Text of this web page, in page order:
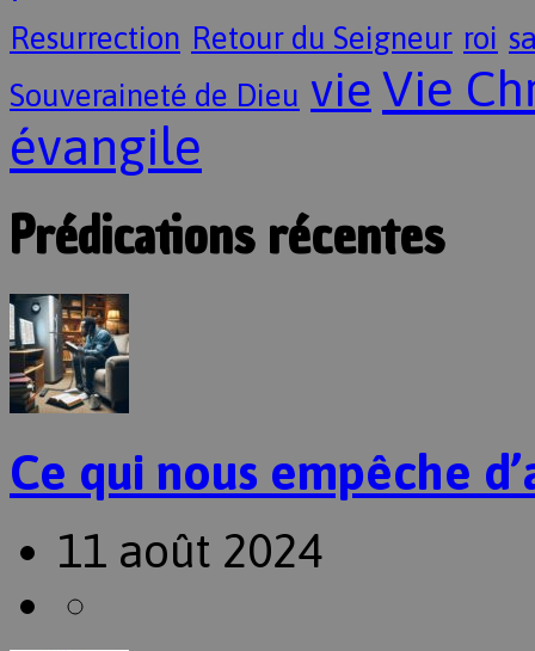
Resurrection Retour du Seigneur roi
Souveraineté de Dieu vie Vie
évangile
Prédications récentes
Ce qui nous empêche
11 août 2024